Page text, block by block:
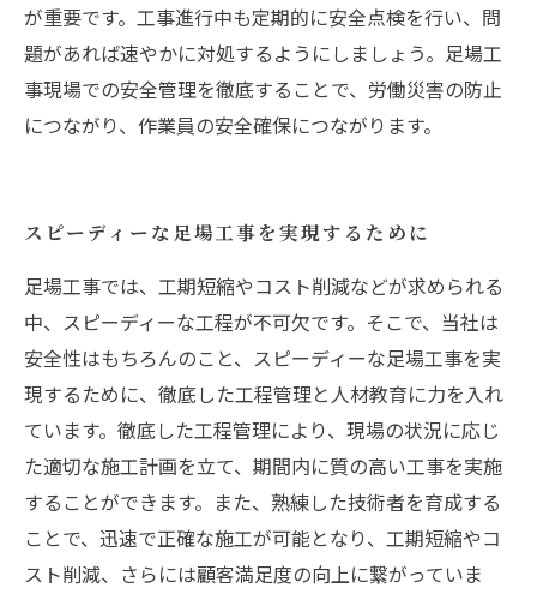
が重要です。工事進行中も定期的に安全点検を行い、問
題があれば速やかに対処するようにしましょう。足場工
事現場での安全管理を徹底することで、労働災害の防止
につながり、作業員の安全確保につながります。
スピーディーな足場工事を実現するために
足場工事では、工期短縮やコスト削減などが求められる
中、スピーディーな工程が不可欠です。そこで、当社は
安全性はもちろんのこと、スピーディーな足場工事を実
現するために、徹底した工程管理と人材教育に力を入れ
ています。徹底した工程管理により、現場の状況に応じ
た適切な施工計画を立て、期間内に質の高い工事を実施
することができます。また、熟練した技術者を育成する
ことで、迅速で正確な施工が可能となり、工期短縮やコ
スト削減、さらには顧客満足度の向上に繋がっていま